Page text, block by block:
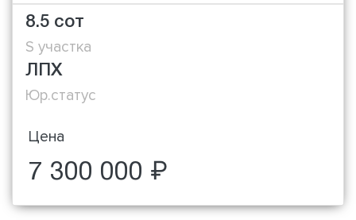
8.5 сот
S участка
ЛПХ
Юр.статус
Цена
7 300 000 ₽